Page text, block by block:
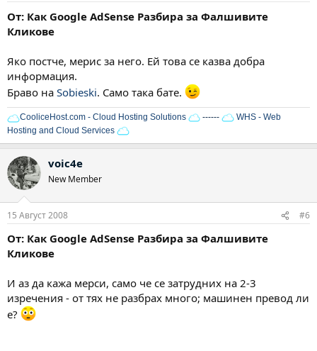
От: Как Google AdSense Разбира за Фалшивите
Кликове
Яко постче, мерис за него. Ей това се казва добра
информация.
Браво на Sobieski. Само така бате.
CooliceHost.com - Cloud Hosting Solutions ------
WHS - Web
Hosting and Cloud Services
voic4e
New Member
15 Август 2008 #6
От: Как Google AdSense Разбира за Фалшивите
Кликове
И аз да кажа мерси, само че се затрудних на 2-3
изречения - от тях не разбрах много; машинен превод ли
е?